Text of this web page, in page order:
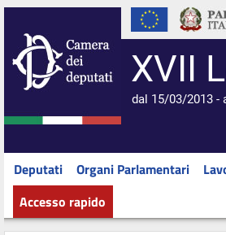
XVII
dal 15/03/2013 -
Deputati Organi Parlamentari
Accesso rapido